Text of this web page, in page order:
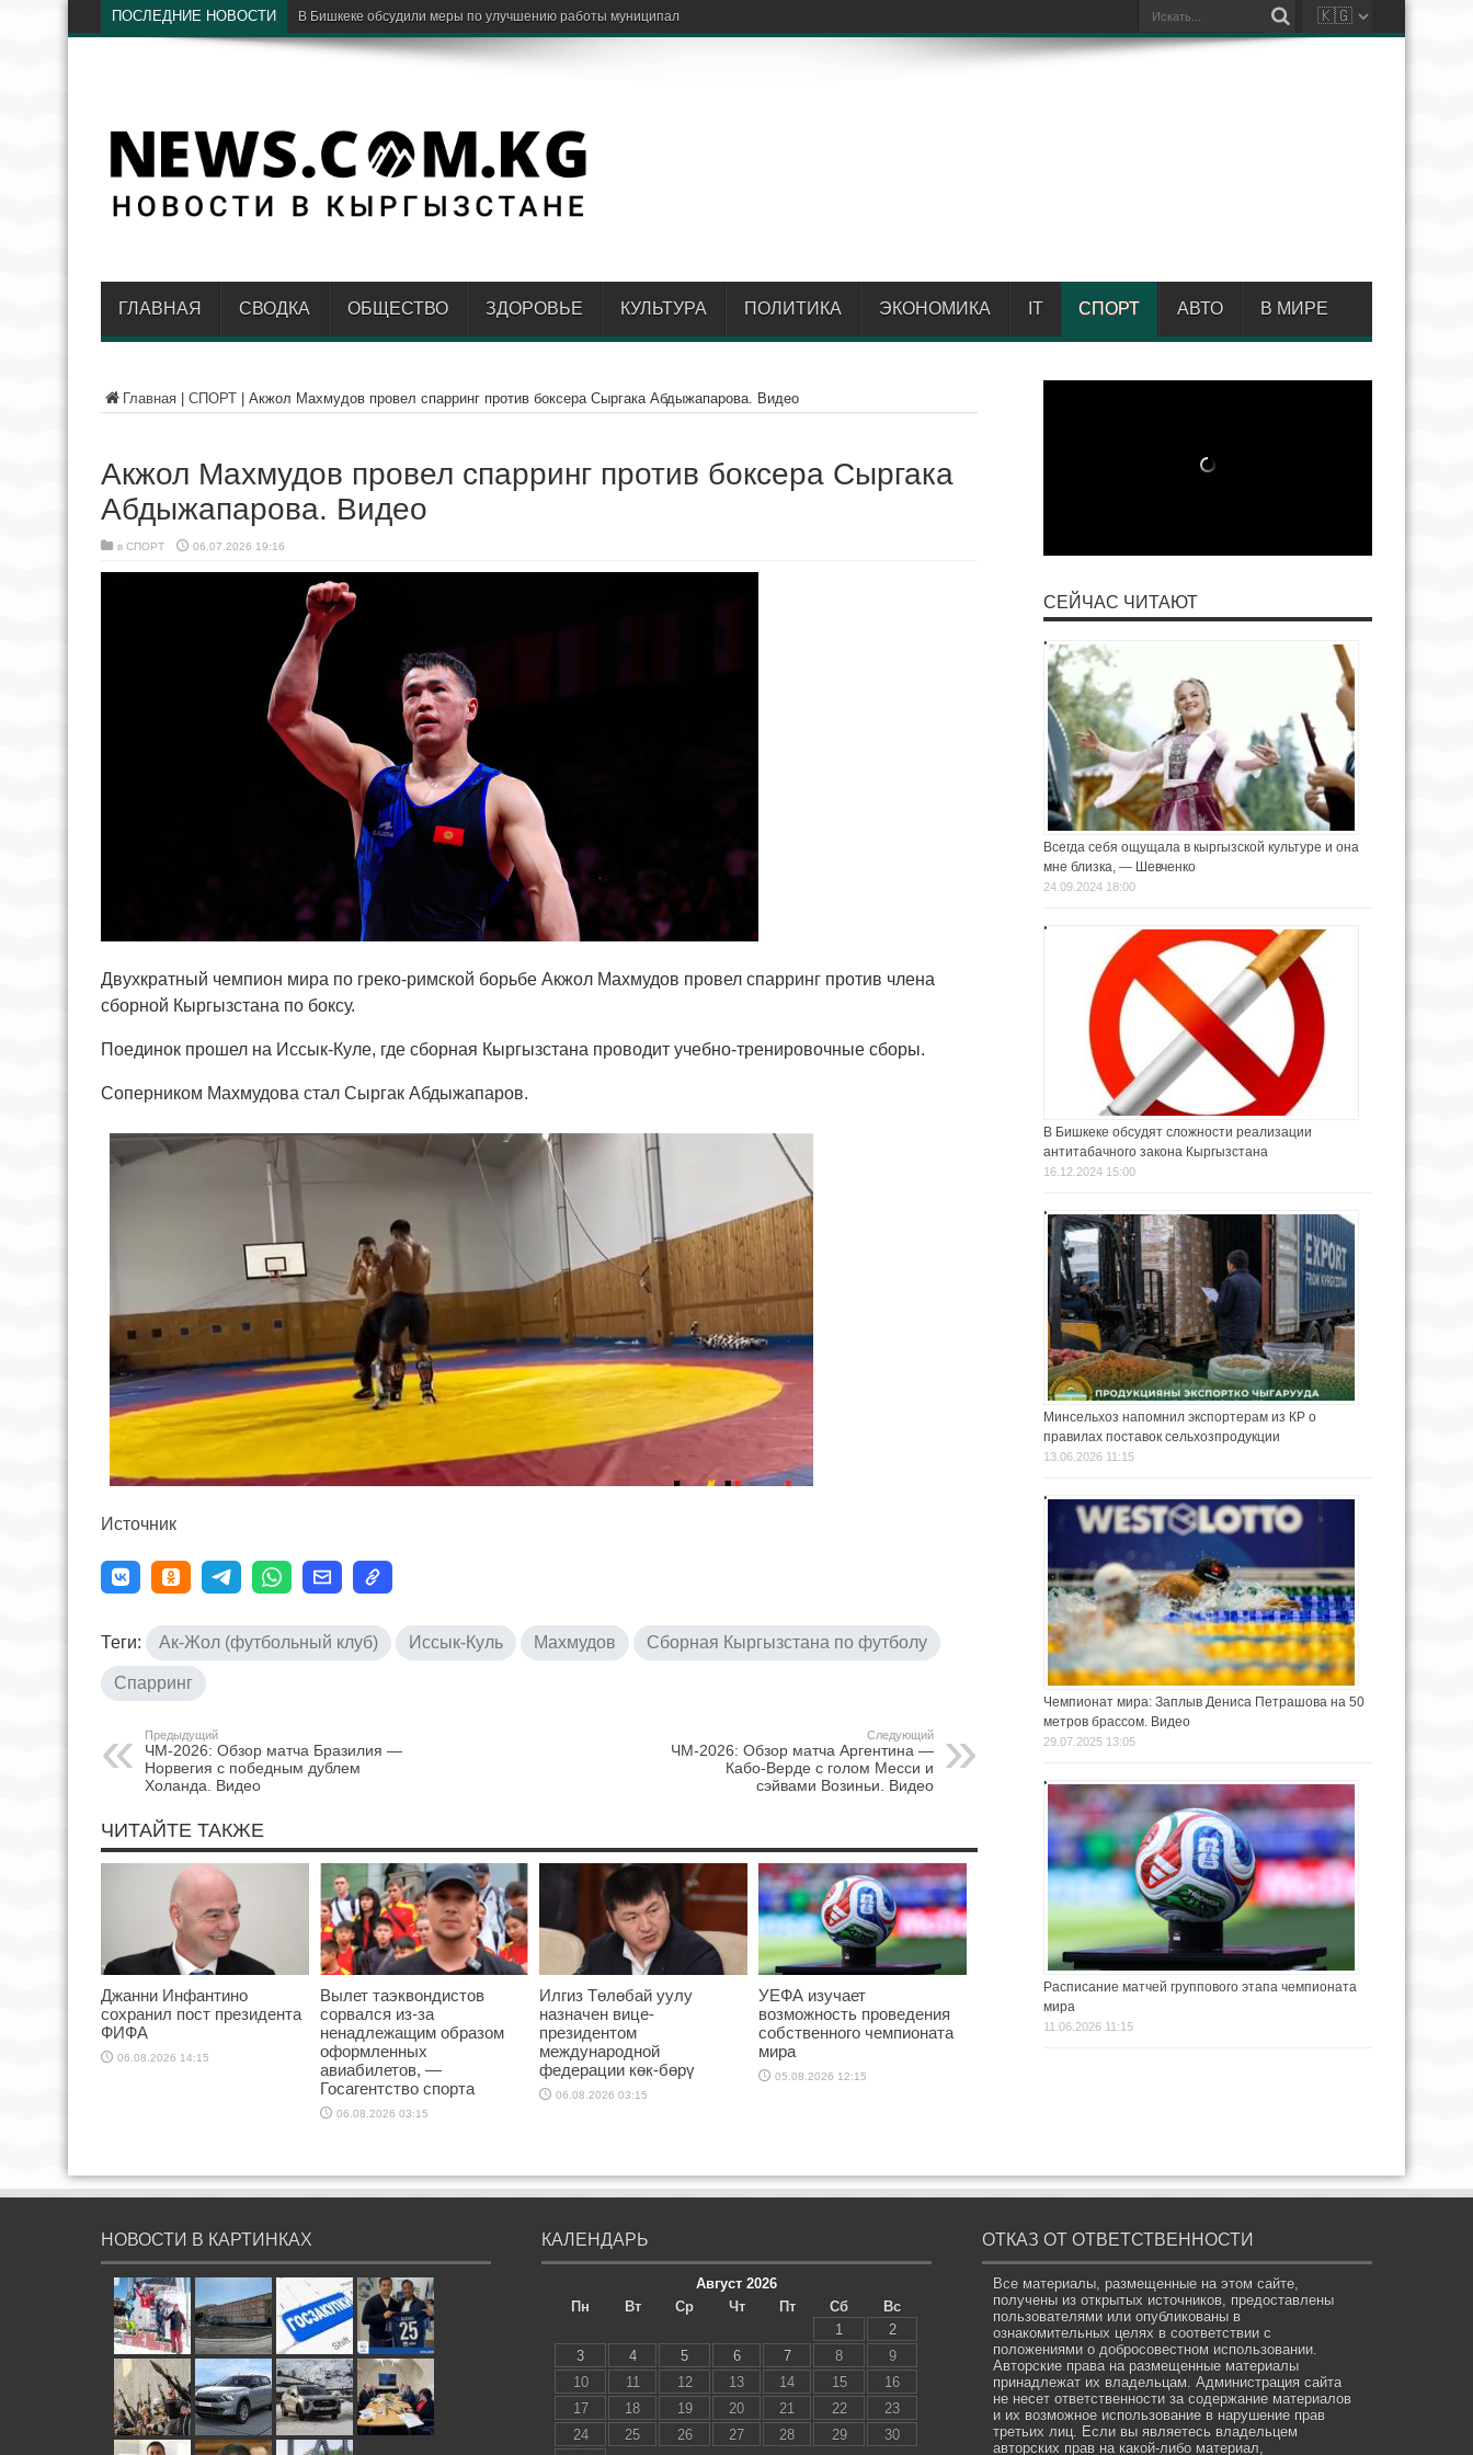
ПОСЛЕДНИЕ НОВОСТИ В Бишкеке обсудили меры по улучшению работы муниципального транспорта
ГЛАВНАЯ СВОДКА ОБЩЕСТВО ЗДОРОВЬЕ КУЛЬТУРА ПОЛИТИКА ЭКОНОМИКА IT СПОРТ АВТО В МИРЕ
Главная СПОРТ Акжол Махмудов провел спарринг против боксера Сыргака Абдыжапарова. Видео
Акжол Махмудов провел спарринг против боксера Сыргака
Абдыжапарова. Видео
в СПОРТ 06.07.2026 19:16
Двухкратный чемпион мира по греко-римской борьбе Акжол Махмудов провел спарринг против члена
сборной Кыргызстана по боксу.
Поединок прошел на Иссык-Куле, где сборная Кыргызстана проводит учебно-тренировочные сборы.
Соперником Махмудова стал Сыргак Абдыжапаров.
Источник
Теги: Ак-Жол (футбольный клуб) Иссык-Куль Махмудов Сборная Кыргызстана по футболу
Спарринг
Предыдущий
ЧМ-2026: Обзор матча Бразилия —
Норвегия с победным дублем
Холанда. Видео
Следующий
ЧМ-2026: Обзор матча Аргентина —
Кабо-Верде с голом Месси и
сэйвами Возиньи. Видео
ЧИТАЙТЕ ТАКЖЕ
Джанни Инфантино
сохранил пост президента
ФИФА
06.08.2026 14:15
Вылет таэквондистов
сорвался из-за
ненадлежащим образом
оформленных
авиабилетов, —
Госагентство спорта
06.08.2026 03:15
Илгиз Төлөбай уулу
назначен вице-
президентом
международной
федерации көк-бөрү
06.08.2026 03:15
УЕФА изучает
возможность проведения
собственного чемпионата
мира
05.08.2026 12:15
СЕЙЧАС ЧИТАЮТ
Всегда себя ощущала в кыргызской культуре и она
мне близка, — Шевченко
24.09.2024 18:00
В Бишкеке обсудят сложности реализации
антитабачного закона Кыргызстана
16.12.2024 15:00
Минсельхоз напомнил экспортерам из КР о
правилах поставок сельхозпродукции
13.06.2026 11:15
Чемпионат мира: Заплыв Дениса Петрашова на 50
метров брассом. Видео
29.07.2025 13:05
Расписание матчей группового этапа чемпионата
мира
11.06.2026 11:15
НОВОСТИ В КАРТИНКАХ КАЛЕНДАРЬ
Август 2026
Пн
Вт Ср Чт Пт Сб
Вс
1
2
3
4 5 6 7 8
9
10
11 12 13 14 15
16
17
18 19 20 21 22
23
24
25 26 27 28 29
30
ОТКАЗ ОТ ОТВЕТСТВЕННОСТИ
Все материалы, размещенные на этом сайте,
получены из открытых источников, предоставлены
пользователями или опубликованы в
ознакомительных целях в соответствии с
положениями о добросовестном использовании.
Авторские права на размещенные материалы
принадлежат их владельцам. Администрация сайта
не несет ответственности за содержание материалов
и их возможное использование в нарушение прав
третьих лиц. Если вы являетесь владельцем
авторских прав на какой-либо материал,